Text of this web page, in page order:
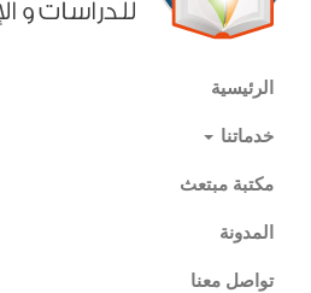
الرئيسية
خدماتنا
مكتبة مبتعث
المدونة
تواصل معنا